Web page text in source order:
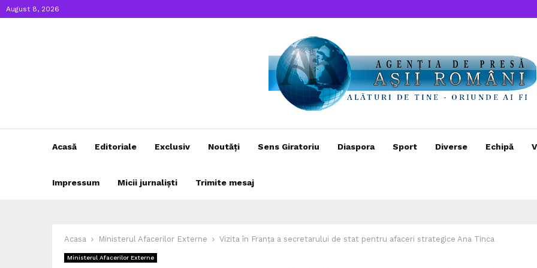
August 8, 2026
Acasă Editoriale Exclusiv Noutăți Sens Giratoriu Diaspora Sport Diverse Echipă
Impressum Micii jurnaliști Trimite mesaj
Acasa Ministerul Afacerilor Externe Vizita în Franța a secretarului de stat pentru afaceri strategice Ana Tinca
Ministerul Afacerilor Externe